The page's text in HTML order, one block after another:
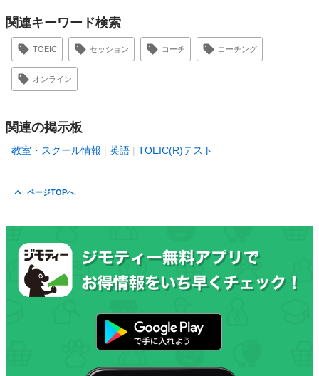
関連キーワード検索
TOEIC セッション コーチ コーチング
オンライン
関連の掲示板
教室・スクール情報 英語 TOEIC(R)テスト
ページTOPへ